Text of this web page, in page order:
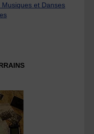
et Danses